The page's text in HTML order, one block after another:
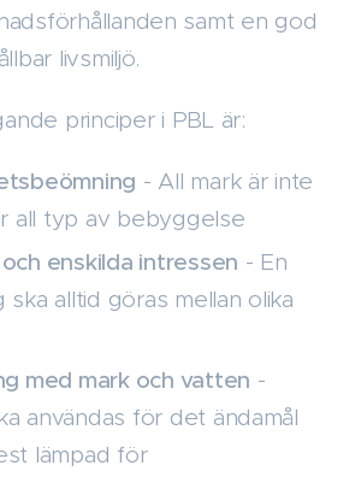
samt en god
livsmiljö.
principer i PBL är:
- All mark är inte
all typ av bebyggelse
enskilda intressen - En
ska alltid göras mellan olika
med mark och vatten -
användas för det ändamål
lämpad för